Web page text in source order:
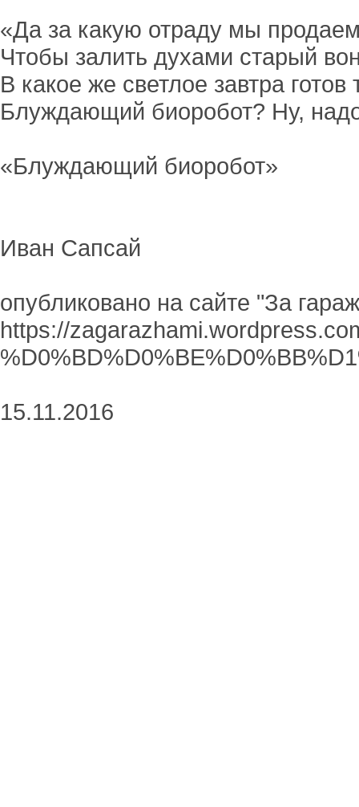
«Да за какую отраду мы
Чтобы залить духами старый
В какое же светлое завтра
Блуждающий биоробот? Ну,
«Блуждающий биоробот»
Иван Сапсай
опубликовано на сайте "За
https://
15.11.2016